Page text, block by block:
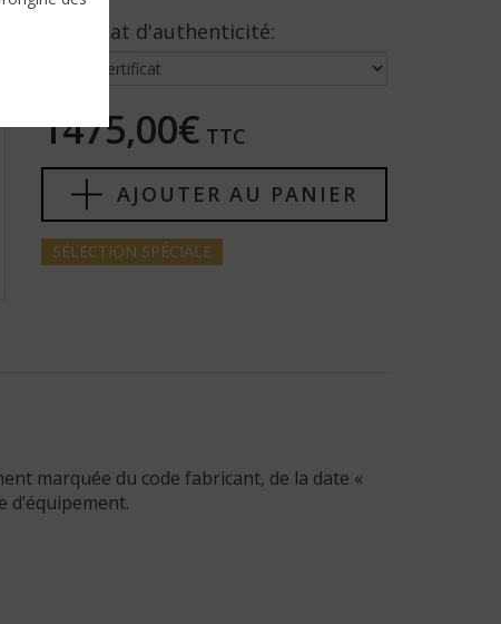
Certificat d'authenticité:
1475,00€ TTC
AJOUTER AU PANIER
SÉLECTION SPÉCIALE
marquée du code fabricant, de la date «